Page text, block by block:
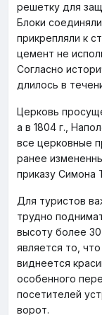
решетку для
Блоки
прикрепляли к
цемент не
Согласно
длилось в
Церковь
а в 1804 г.,
все церковные
ранее
приказу Симона
Для туристов
трудно
высоту более
является то,
виднеется
особенного
посетителей
ворот.